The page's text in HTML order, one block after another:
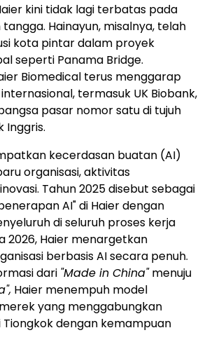
kini tidak lagi terbatas pada
Hainayun, misalnya, telah
kota pintar dalam proyek
seperti Panama Bridge.
Biomedical terus menggarap
termasuk UK Biobank,
pasar nomor satu di tujuh
Inggris.
kecerdasan buatan (AI)
organisasi, aktivitas
Tahun 2025 disebut sebagai
AI" di Haier dengan
di seluruh proses kerja
2026, Haier menargetkan
berbasis AI secara penuh.
dari "Made in China"menuju
Haier menempuh model
yang menggabungkan
dengan kemampuan